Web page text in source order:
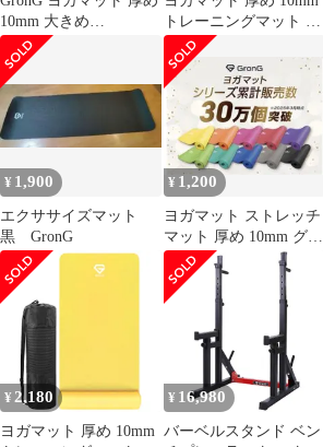
10mm 大きめ
186cm×90cm
トレーニングマット ス
トレッチマット 筋トレ
マット 180cm×60cm ラ
イトグリーン
GronG（グロング）
¥ 1,900
エクササイズマット
黒 GronG
¥ 1,200
ヨガマット ストレッチ
マット 厚め 10mm グレ
ーGronG（グロング）
¥ 2,180
ヨガマット 厚め 10mm
¥ 16,980
バーベルスタンド ベン